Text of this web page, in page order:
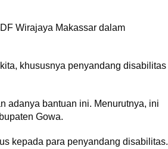
Wirajaya Makassar dalam
khususnya penyandang disabilitas
adanya bantuan ini. Menurutnya, ini
Gowa.
kepada para penyandang disabilitas.